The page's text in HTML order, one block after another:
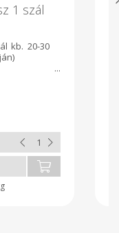
1 szál
kb. 20-30